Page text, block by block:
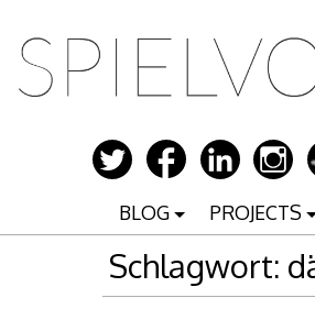
Inhalt
springen
BLOG PROJECTS
Schlagwort: